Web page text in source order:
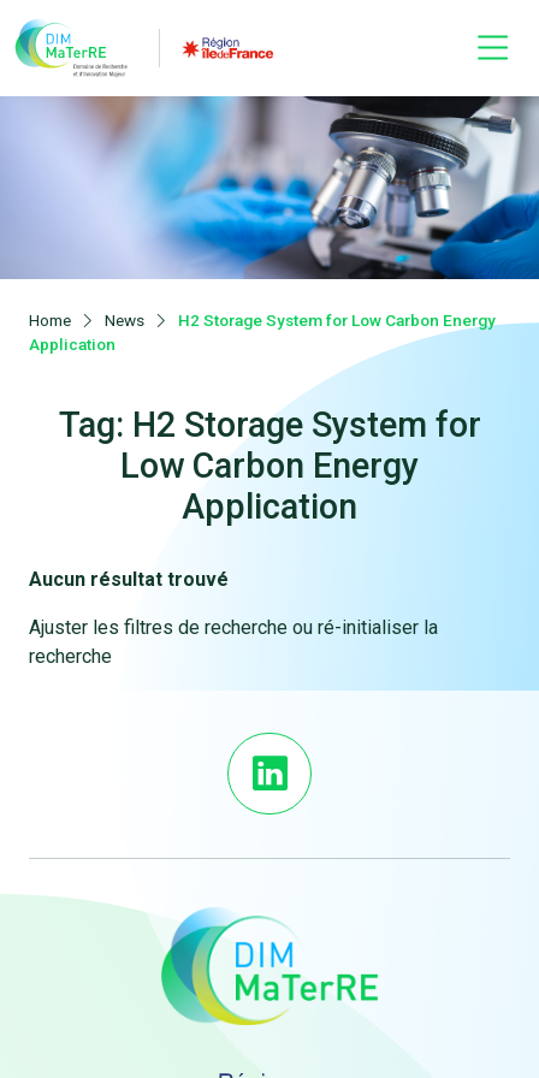
Home News
H2 Storage System for Low Carbon Energy
Application
Tag: H2 Storage System for
Low Carbon Energy
Application
Aucun résultat trouvé
Ajuster les filtres de recherche ou ré-initialiser la
recherche